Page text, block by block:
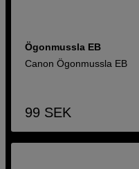
Ögonmussla EB
Canon Ögonmussla EB
99 SEK